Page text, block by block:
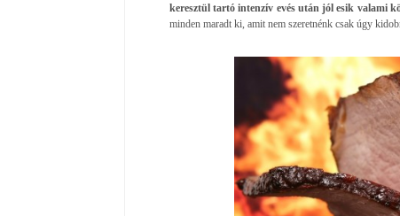
keresztül tartó intenzív evés után jól esik valami
minden maradt ki, amit nem szeretnénk csak úgy